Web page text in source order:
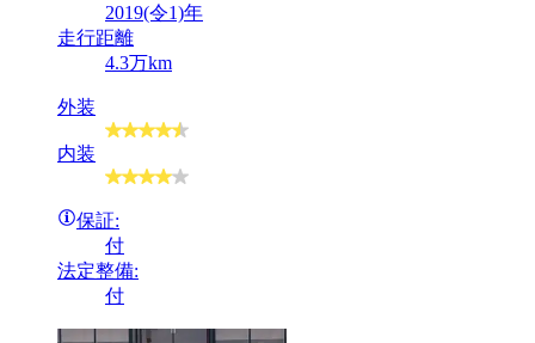
2019(令1)年
走行距離
4.3万km
外装
内装
保証:
付
法定整備:
付